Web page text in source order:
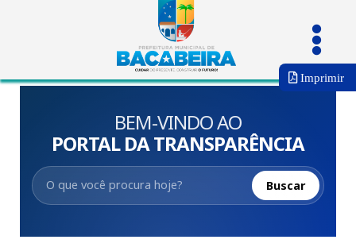
Imprimir
BEM-VINDO AO
PORTAL DA TRANSPARÊNCIA
Buscar